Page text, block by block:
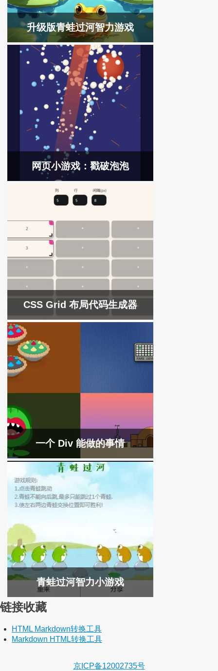
升级版青蛙过河智力游戏
网页小游戏：戳破泡泡
CSS Grid 布局代码生成器
一个 Div 能做的事情
青蛙过河智力小游戏
链接收藏
HTML Markdown转换工具
Markdown HTML转换工具
京ICP备12002735号